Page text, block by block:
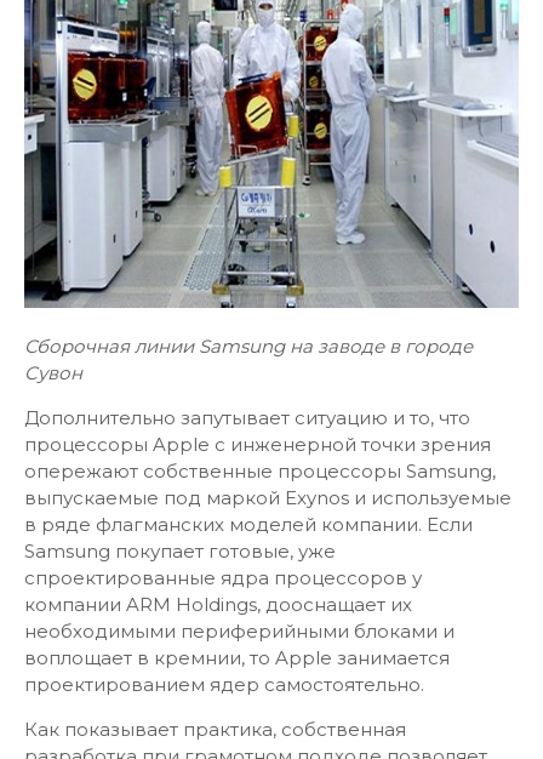
Сборочная линии Samsung на заводе в городе
Сувон
Дополнительно запутывает ситуацию и то, что
процессоры Apple с инженерной точки зрения
опережают собственные процессоры Samsung,
выпускаемые под маркой Exynos и используемые
в ряде флагманских моделей компании. Если
Samsung покупает готовые, уже
спроектированные ядра процессоров у
компании ARM Holdings, дооснащает их
необходимыми периферийными блоками и
воплощает в кремнии, то Apple занимается
проектированием ядер самостоятельно.
Как показывает практика, собственная